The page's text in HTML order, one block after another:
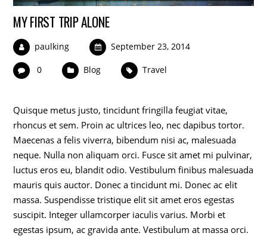
MY FIRST TRIP ALONE
paulking September 23, 2014
0 Blog Travel
Quisque metus justo, tincidunt fringilla feugiat vitae,
rhoncus et sem. Proin ac ultrices leo, nec dapibus tortor.
Maecenas a felis viverra, bibendum nisi ac, malesuada
neque. Nulla non aliquam orci. Fusce sit amet mi pulvinar,
luctus eros eu, blandit odio. Vestibulum finibus malesuada
mauris quis auctor. Donec a tincidunt mi. Donec ac elit
massa. Suspendisse tristique elit sit amet eros egestas
suscipit. Integer ullamcorper iaculis varius. Morbi et
egestas ipsum, ac gravida ante. Vestibulum at massa orci.